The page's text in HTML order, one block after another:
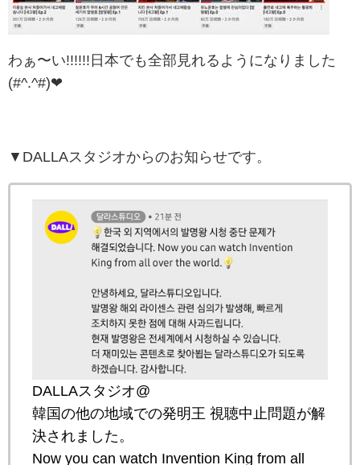
わぁ〜い!!!!!!日本でも全部見れるようになりました
(#^.^#)❤
▼DALLAスタジオからのお知らせです。
DALLAスタジオ@
韓国の他の地域での発明王 視聴中止問題が解
決されました。
Now you can watch Invention King from all